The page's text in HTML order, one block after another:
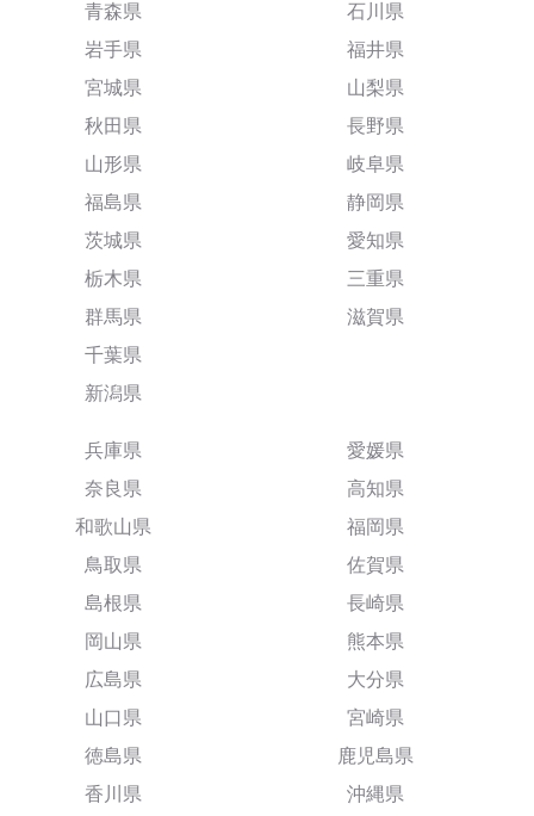
青森県
岩手県
宮城県
秋田県
山形県
福島県
茨城県
栃木県
群馬県
千葉県
新潟県
石川県
福井県
山梨県
長野県
岐阜県
静岡県
愛知県
三重県
滋賀県
兵庫県
奈良県
和歌山県
鳥取県
島根県
岡山県
広島県
山口県
徳島県
香川県
愛媛県
高知県
福岡県
佐賀県
長崎県
熊本県
大分県
宮崎県
鹿児島県
沖縄県